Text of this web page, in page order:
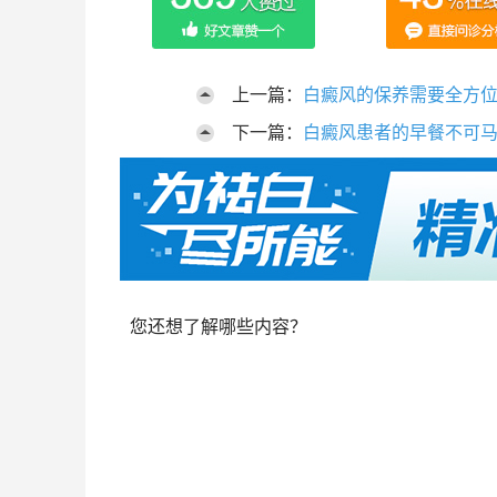
上一篇：
白癜风的保养需要全方位
下一篇：
白癜风患者的早餐不可
您还想了解哪些内容？